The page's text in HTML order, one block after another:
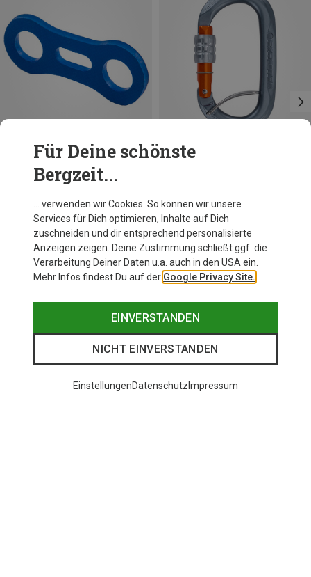
Biner Fix 11mm (10er Pack) Karabinerfixierung
ONE SIZE
Skylotec
15,43 €
Für Deine schönste
Bergzeit...
… verwenden wir Cookies. So können wir unsere
Services für Dich optimieren, Inhalte auf Dich
zuschneiden und dir entsprechend personalisierte
Anzeigen zeigen. Deine Zustimmung schließt ggf. die
Verarbeitung Deiner Daten u.a. auch in den USA ein.
Mehr Infos findest Du auf der Google Privacy Site.
EINVERSTANDEN
NICHT EINVERSTANDEN
EinstellungenDatenschutz Impressum